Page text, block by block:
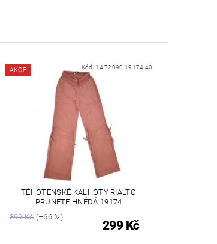
AKCE Kód: 14.72090.19174.40
TĚHOTENSKÉ KALHOTY RIALTO
PRUNETE HNĚDÁ 19174
899 Kč(–66 %)
299 Kč